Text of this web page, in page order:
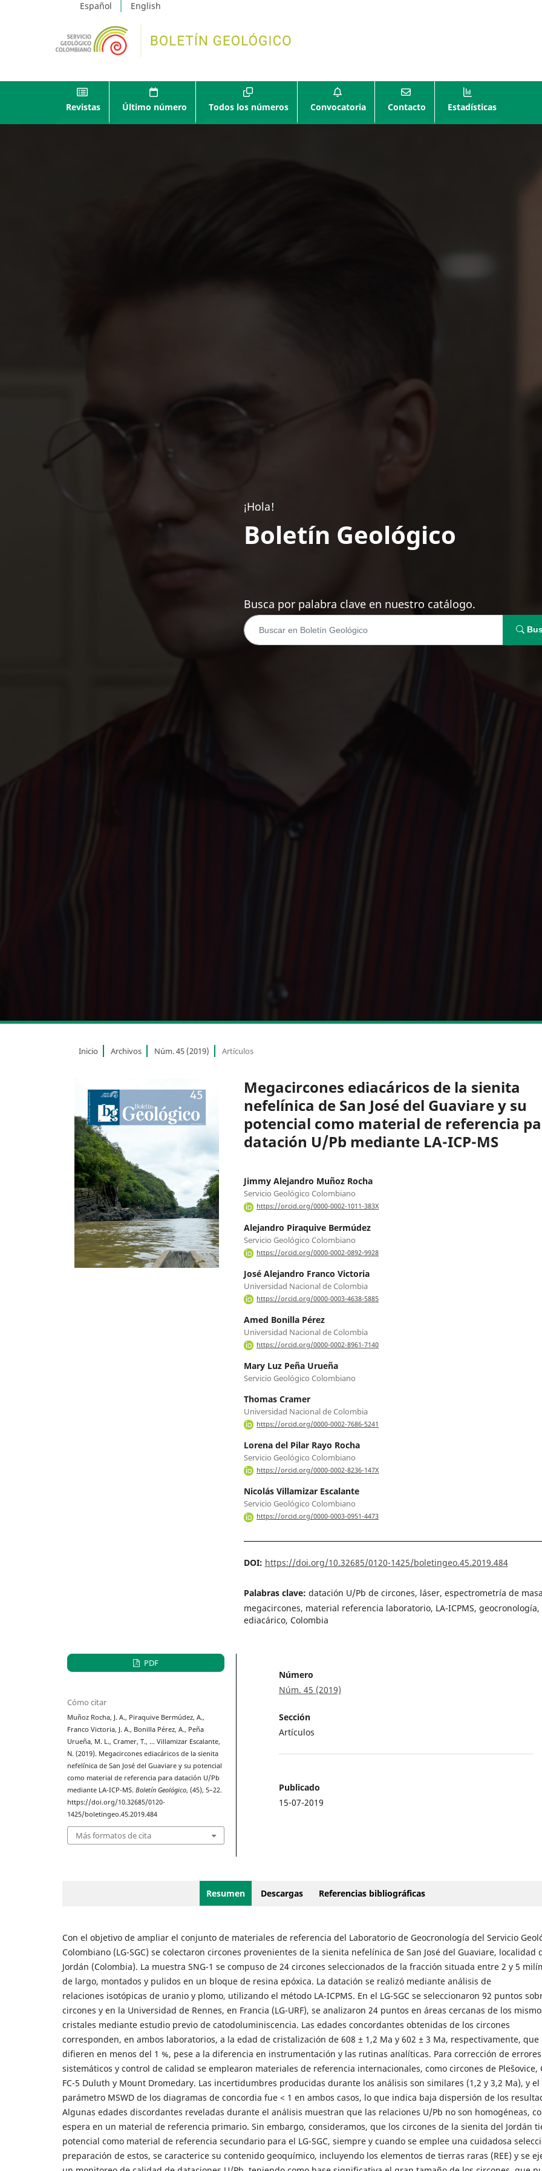
Español English
Revistas Último número Todos los números Convocatoria Contacto Estadísticas
¡Hola!
Boletín Geológico
Busca por palabra clave en nuestro catálogo.
Inicio Archivos Núm. 45 (2019) Artículos
Megacircones ediacáricos de la sienita
nefelínica de San José del Guaviare y su
potencial como material de referencia
datación U/Pb mediante LA-ICP-MS
Jimmy Alejandro Muñoz Rocha
Servicio Geológico Colombiano
https://orcid.org/0000-0002-1011-383X
Alejandro Piraquive Bermúdez
Servicio Geológico Colombiano
https://orcid.org/0000-0002-0892-9928
José Alejandro Franco Victoria
Universidad Nacional de Colombia
https://orcid.org/0000-0003-4638-5885
Amed Bonilla Pérez
Universidad Nacional de Colombia
https://orcid.org/0000-0002-8961-7140
Mary Luz Peña Urueña
Servicio Geológico Colombiano
Thomas Cramer
Universidad Nacional de Colombia
https://orcid.org/0000-0002-7686-5241
Lorena del Pilar Rayo Rocha
Servicio Geológico Colombiano
https://orcid.org/0000-0002-8236-147X
Nicolás Villamizar Escalante
Servicio Geológico Colombiano
https://orcid.org/0000-0003-0951-4473
DOI: https://doi.org/10.32685/0120-1425/boletingeo.45.2019.484
Palabras clave: datación U/Pb de circones, láser, espectrometría de
megacircones, material referencia laboratorio, LA-ICPMS, geocronología,
ediacárico, Colombia
PDF
Cómo citar
Muñoz Rocha, J. A., Piraquive Bermúdez, A.,
Franco Victoria, J. A., Bonilla Pérez, A., Peña
Urueña, M. L., Cramer, T., … Villamizar Escalante,
N. (2019). Megacircones ediacáricos de la sienita
nefelínica de San José del Guaviare y su potencial
como material de referencia para datación U/Pb
mediante LA-ICP-MS.Boletín Geológico, (45), 5–22.
https://doi.org/10.32685/0120-
1425/boletingeo.45.2019.484
Más formatos de cita
Número
Núm. 45 (2019)
Sección
Artículos
Publicado
15-07-2019
Resumen Descargas Referencias bibliográficas
Con el objetivo de ampliar el conjunto de materiales de referencia del Laboratorio de Geocronología del Servicio
Colombiano (LG-SGC) se colectaron circones provenientes de la sienita nefelínica de San José del Guaviare, localidad
Jordán (Colombia). La muestra SNG-1 se compuso de 24 circones seleccionados de la fracción situada entre 2 y 5
de largo, montados y pulidos en un bloque de resina epóxica. La datación se realizó mediante análisis de
relaciones isotópicas de uranio y plomo, utilizando el método LA-ICPMS. En el LG-SGC se seleccionaron 92 puntos
circones y en la Universidad de Rennes, en Francia (LG-URF), se analizaron 24 puntos en áreas cercanas de los
cristales mediante estudio previo de catodoluminiscencia. Las edades concordantes obtenidas de los circones
corresponden, en ambos laboratorios, a la edad de cristalización de 608 ± 1,2 Ma y 602 ± 3 Ma, respectivamente, que
difieren en menos del 1 %, pese a la diferencia en instrumentación y las rutinas analíticas. Para corrección de errores
sistemáticos y control de calidad se emplearon materiales de referencia internacionales, como circones de Plešovice,
FC-5 Duluth y Mount Dromedary. Las incertidumbres producidas durante los análisis son similares (1,2 y 3,2 Ma), y el
parámetro MSWD de los diagramas de concordia fue < 1 en ambos casos, lo que indica baja dispersión de los
Algunas edades discordantes reveladas durante el análisis muestran que las relaciones U/Pb no son homogéneas,
espera en un material de referencia primario. Sin embargo, consideramos, que los circones de la sienita del Jordán
potencial como material de referencia secundario para el LG-SGC, siempre y cuando se emplee una cuidadosa
preparación de estos, se caracterice su contenido geoquímico, incluyendo los elementos de tierras raras (REE) y se